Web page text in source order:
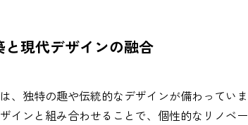
現代デザインの融合
、独特の趣や伝統的なデザインが備わっていま
インと組み合わせることで、個性的なリノベ